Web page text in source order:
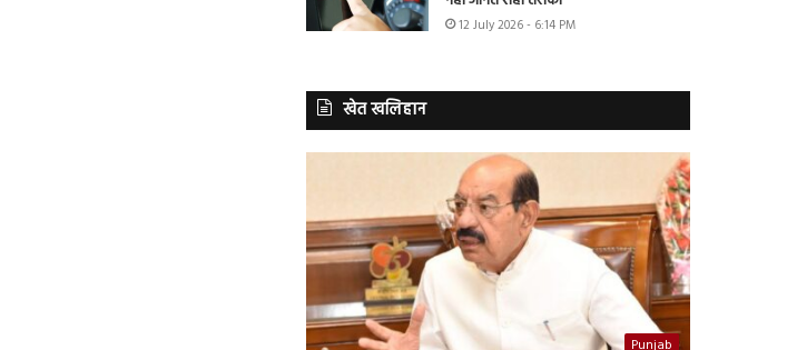
12 July 2026 - 6:14 PM
खेत खलिहान
Punjab